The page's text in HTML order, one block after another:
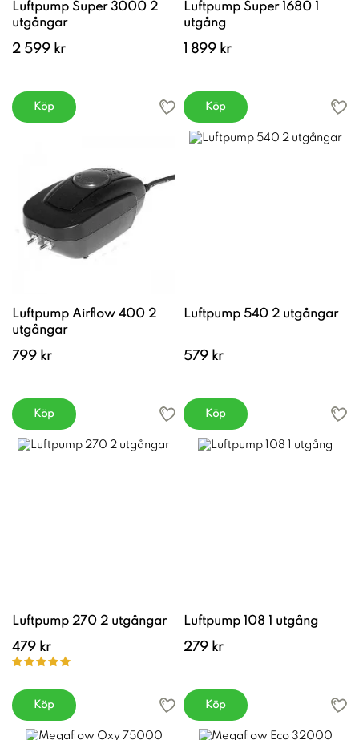
Luftpump Super 3000 2
utgångar
2 599 kr
Köp
Luftpump Super 1680 1
utgång
1 899 kr
Köp
Luftpump Airflow 400 2
utgångar
799 kr
Köp
Luftpump 540 2 utgångar
579 kr
Köp
Luftpump 270 2 utgångar
479 kr
Köp
Luftpump 108 1 utgång
279 kr
Köp